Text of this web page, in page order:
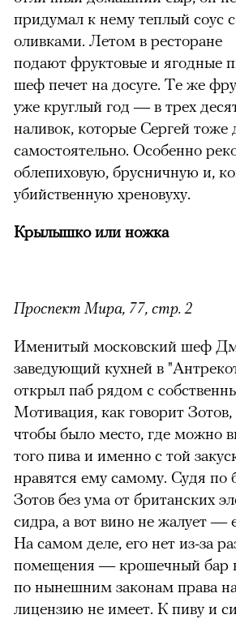
придумал к нему теплый соус
оливками. Летом в ресторане
подают фруктовые и ягодные
шеф печет на досуге. Те же
уже круглый год — в трех
наливок, которые Сергей тоже
самостоятельно. Особенно
облепиховую, брусничную и,
убийственную хреновуху.
Крылышко или ножка
Проспект Мира, 77, стр. 2
Именитый московский шеф
заведующий кухней в
открыл паб рядом с
Мотивация, как говорит
чтобы было место, где можно
того пива и именно с той
нравятся ему самому. Судя
Зотов без ума от британских
сидра, а вот вино не жалует —
На самом деле, его нет из-за
помещения — крошечный бар
по нынешним законам права
лицензию не имеет. К пиву и